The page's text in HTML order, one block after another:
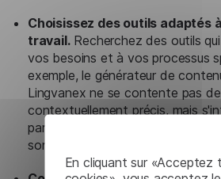
En cliquant sur «Acceptez
Choisissez des outils adaptés
travail.Recherchez des outils
vos besoins et à vos processus
exemple, le générateur de
Lingvanex ne se contente pas
contextuellement précis, mais
parfaitement à diverses
son incorporation dans votre